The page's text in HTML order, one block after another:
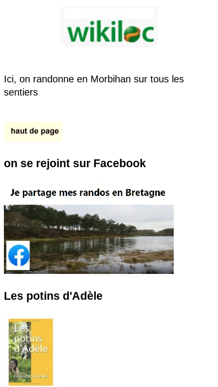
Ici, on randonne en Morbihan sur tous les
sentiers
on se rejoint sur Facebook
Les potins d'Adèle